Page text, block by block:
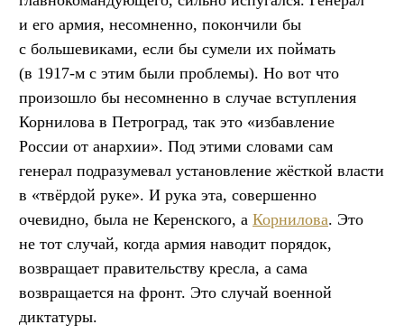
и его армия, несомненно, покончили бы
с большевиками, если бы сумели их поймать
(в 1917-м с этим были проблемы). Но вот что
произошло бы несомненно в случае вступления
Корнилова в Петроград, так это «избавление
России от анархии». Под этими словами сам
генерал подразумевал установление жёсткой власти
в «твёрдой руке». И рука эта, совершенно
очевидно, была не Керенского, а Корнилова. Это
не тот случай, когда армия наводит порядок,
возвращает правительству кресла, а сама
возвращается на фронт. Это случай военной
диктатуры.